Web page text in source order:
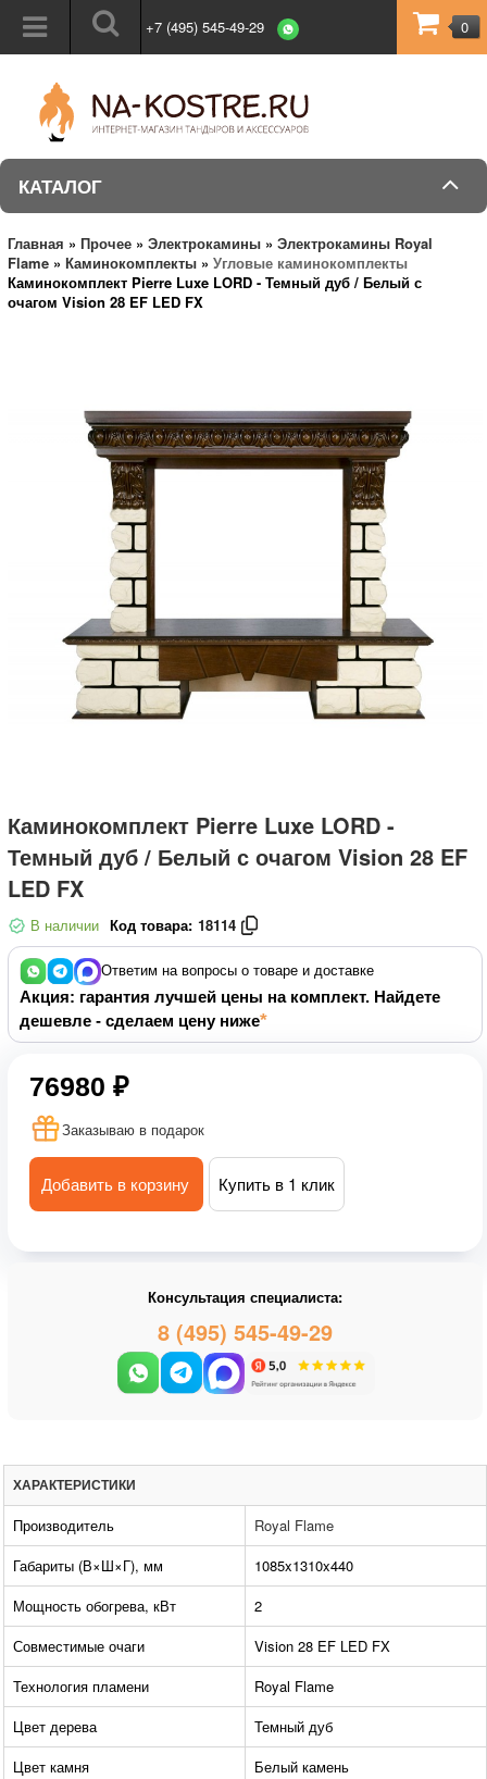
+7 (495) 545-49-29 0
КАТАЛОГ
Главная » Прочее » Электрокамины » Электрокамины Royal
Flame » Каминокомплекты » Угловые каминокомплекты
Каминокомплект Pierre Luxe LORD - Темный дуб / Белый с
очагом Vision 28 EF LED FX
Каминокомплект Pierre Luxe LORD -
Темный дуб / Белый с очагом Vision 28 EF
LED FX
В наличии Код товара: 18114
Ответим на вопросы о товаре и доставке
Акция: гарантия лучшей цены на комплект. Найдете
дешевле - сделаем цену ниже
76980 ₽
Заказываю в подарок
Добавить в корзину Купить в 1 клик
Консультация специалиста:
8 (495) 545-49-29
ХАРАКТЕРИСТИКИ
Производитель
Royal Flame
Габариты (В×Ш×Г), мм
1085x1310x440
Мощность обогрева, кВт
2
Совместимые очаги
Vision 28 EF LED FX
Технология пламени
Royal Flame
Цвет дерева
Темный дуб
Цвет камня
Белый камень